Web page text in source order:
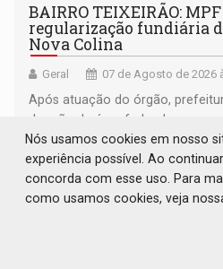
BAIRRO TEIXEIRÃO:
regularização fundiária
Nova Colina
Geral 07 de Agosto de 2026
Após atuação do órgão,
doação de área federal para o
a regularização de ocupantes
Nós usamos cookies em nosso
experiência possível. Ao
concorda com esse uso. Para
como usamos cookies, veja